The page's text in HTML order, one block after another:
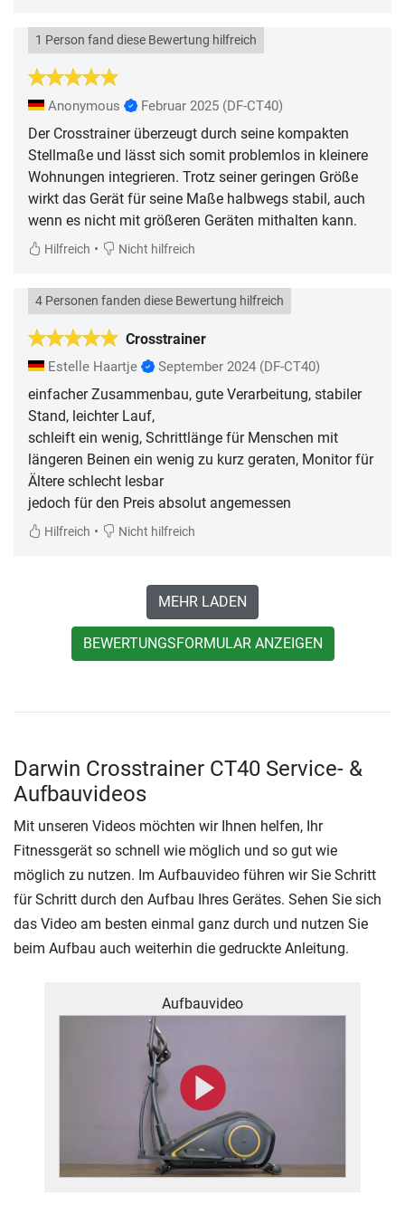
1 Person fand diese Bewertung hilfreich
Anonymous Februar 2025 (DF-CT40)
Der Crosstrainer überzeugt durch seine kompakten
Stellmaße und lässt sich somit problemlos in kleinere
Wohnungen integrieren. Trotz seiner geringen Größe
wirkt das Gerät für seine Maße halbwegs stabil, auch
wenn es nicht mit größeren Geräten mithalten kann.
Hilfreich • Nicht hilfreich
Crosstrainer
4 Personen fanden diese Bewertung hilfreich
Estelle Haartje September 2024 (DF-CT40)
einfacher Zusammenbau, gute Verarbeitung, stabiler
Stand, leichter Lauf,
schleift ein wenig, Schrittlänge für Menschen mit
längeren Beinen ein wenig zu kurz geraten, Monitor für
Ältere schlecht lesbar
jedoch für den Preis absolut angemessen
Hilfreich • Nicht hilfreich
MEHR LADEN
BEWERTUNGSFORMULAR ANZEIGEN
Darwin Crosstrainer CT40 Service- &
Aufbauvideos
Mit unseren Videos möchten wir Ihnen helfen, Ihr
Fitnessgerät so schnell wie möglich und so gut wie
möglich zu nutzen. Im Aufbauvideo führen wir Sie Schritt
für Schritt durch den Aufbau Ihres Gerätes. Sehen Sie sich
das Video am besten einmal ganz durch und nutzen Sie
beim Aufbau auch weiterhin die gedruckte Anleitung.
Aufbauvideo